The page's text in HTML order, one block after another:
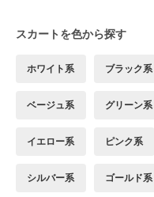
スカートを色から探す
ホワイト系 ブラック系
ベージュ系 グリーン系
イエロー系 ピンク系
シルバー系 ゴールド系